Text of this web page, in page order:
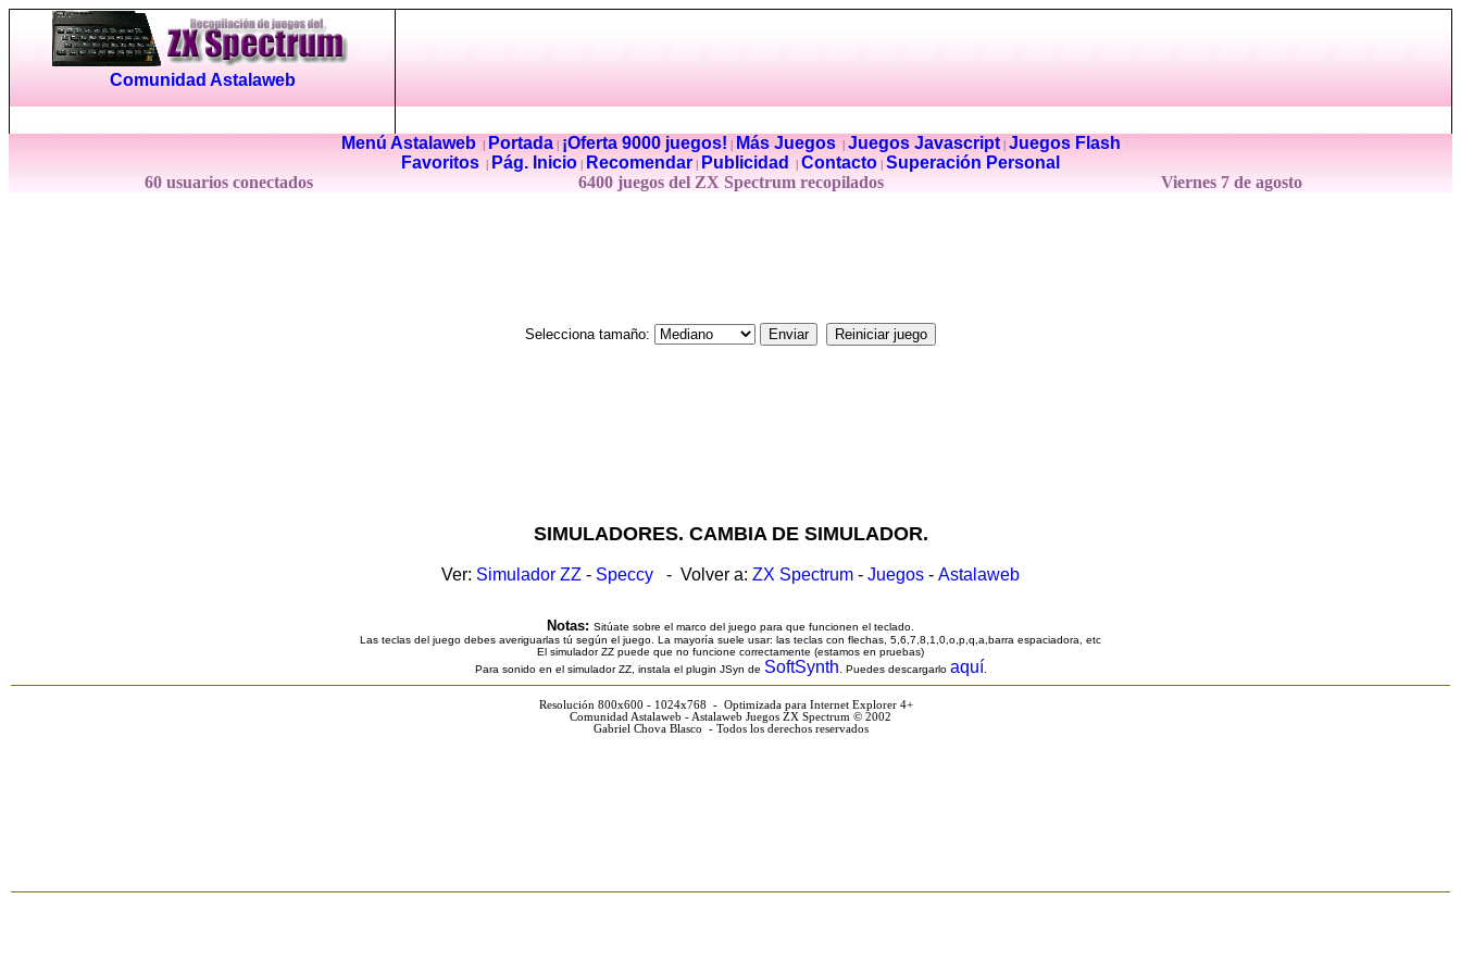
Comunidad Astalaweb
Menú Astalaweb| Portada| ¡Oferta 9000 juegos! Más Juegos| Juegos Javascript| Juegos Flash
Favoritos
Pág. Inicio Recomendar Publicidad Contacto Superación Personal
60 usuarios conectados
6400 juegos del ZX Spectrum recopilados Viernes 7 de agosto
Selecciona tamaño:
SIMULADORES. CAMBIA DE SIMULADOR.
Ver: Simulador ZZ - Speccy - Volver a: ZX Spectrum - Juegos - Astalaweb
Notas: Sitúate sobre el marco del juego para que funcionen el teclado.
Las teclas del juego debes averiguarlas tú según el juego. La mayoría suele usar: las teclas con flechas, 5,6,7,8,1,0,o,p,q,a,barra espaciadora, etc
El simulador ZZ puede que no funcione correctamente (estamos en pruebas)
Para sonido en el simulador ZZ, instala el plugin JSyn de SoftSynth . Puedes descargarlo aquí
Resolución 800x600 - 1024x768 - Optimizada para Internet Explorer 4+
Comunidad Astalaweb - Astalaweb Juegos ZX Spectrum © 2002
Gabriel Chova Blasco - Todos los derechos reservados